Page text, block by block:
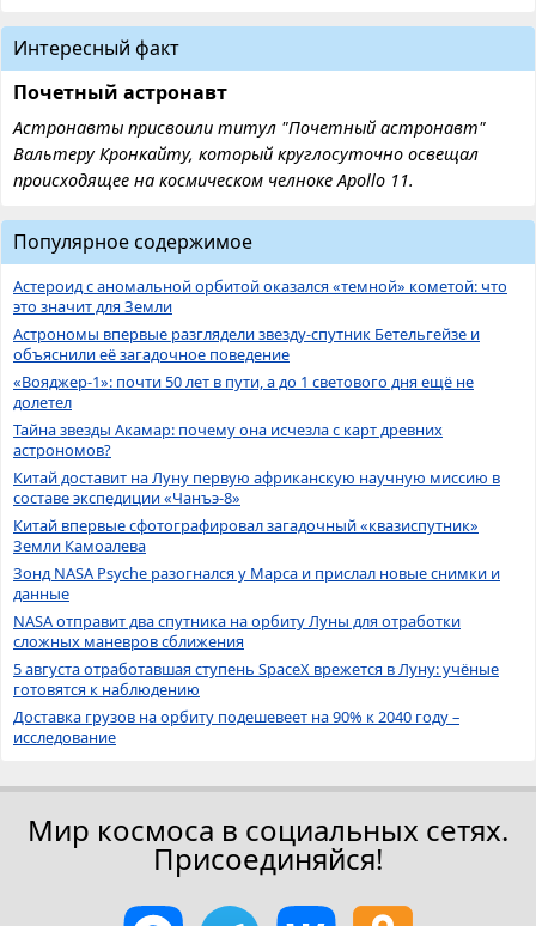
Интересный факт
Почетный астронавт
Астронавты присвоили титул "Почетный астронавт"
Вальтеру Кронкайту, который круглосуточно освещал
происходящее на космическом челноке Apollo 11.
Популярное содержимое
Астероид с аномальной орбитой оказался «темной» кометой: что
это значит для Земли
Астрономы впервые разглядели звезду-спутник Бетельгейзе и
объяснили её загадочное поведение
«Вояджер-1»: почти 50 лет в пути, а до 1 светового дня ещё не
долетел
Тайна звезды Акамар: почему она исчезла с карт древних
астрономов?
Китай доставит на Луну первую африканскую научную миссию в
составе экспедиции «Чанъэ-8»
Китай впервые сфотографировал загадочный «квазиспутник»
Земли Камоалева
Зонд NASA Psyche разогнался у Марса и прислал новые снимки и
данные
NASA отправит два спутника на орбиту Луны для отработки
сложных маневров сближения
5 августа отработавшая ступень SpaceX врежется в Луну: учёные
готовятся к наблюдению
Доставка грузов на орбиту подешевеет на 90% к 2040 году –
исследование
Мир космоса в социальных сетях.
Присоединяйся!